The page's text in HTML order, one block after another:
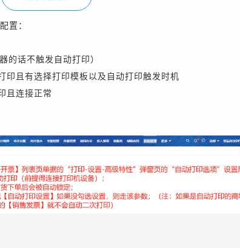
置：
的话不触发自动打印）
印且有选择打印模板以及自动打印触发时机
且连接正常